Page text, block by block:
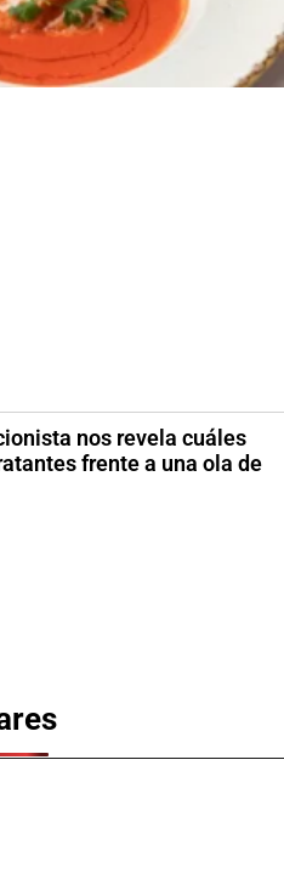
nos revela cuáles
frente a una ola de